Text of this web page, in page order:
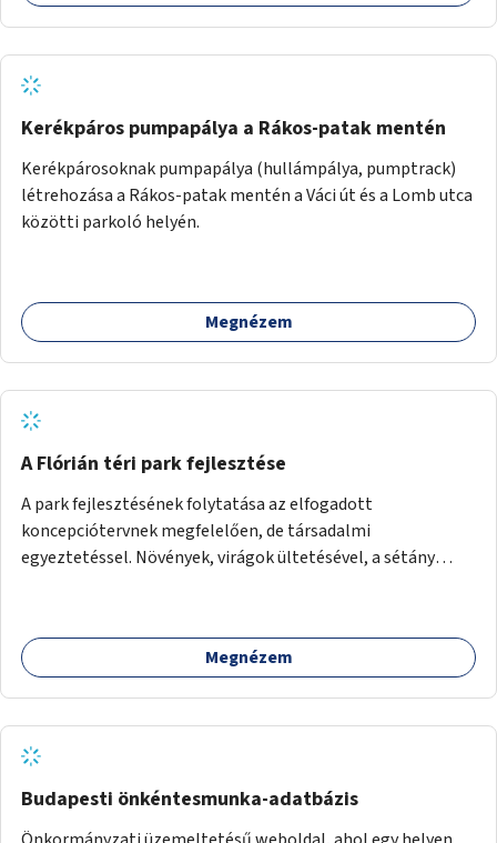
Kerékpáros pumpapálya a Rákos-patak mentén
Kerékpárosoknak pumpapálya (hullámpálya, pumptrack)
létrehozása a Rákos-patak mentén a Váci út és a Lomb utca
közötti parkoló helyén.
Megnézem
A Flórián téri park fejlesztése
A park fejlesztésének folytatása az elfogadott
koncepciótervnek megfelelően, de társadalmi
egyeztetéssel. Növények, virágok ültetésével, a sétány
Megnézem
Budapesti önkéntesmunka-adatbázis